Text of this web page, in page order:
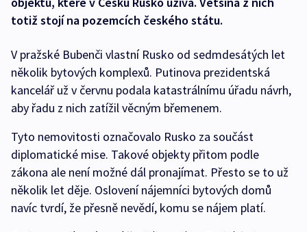
totiž stojí na pozemcích českého státu.
V pražské Bubenči vlastní Rusko od sedmdesátých let
několik bytových komplexů. Putinova prezidentská
kancelář už v červnu podala katastrálnímu úřadu návrh,
aby řadu z nich zatížil věcným břemenem.
Tyto nemovitosti označovalo Rusko za součást
diplomatické mise. Takové objekty přitom podle
zákona ale není možné dál pronajímat. Přesto se to už
několik let děje. Oslovení nájemníci bytových domů
navíc tvrdí, že přesně nevědí, komu se nájem platí.